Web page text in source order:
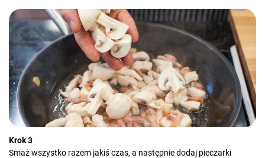
Krok 3
Smaż wszystko razem jakiś czas, a następnie dodaj pieczarki